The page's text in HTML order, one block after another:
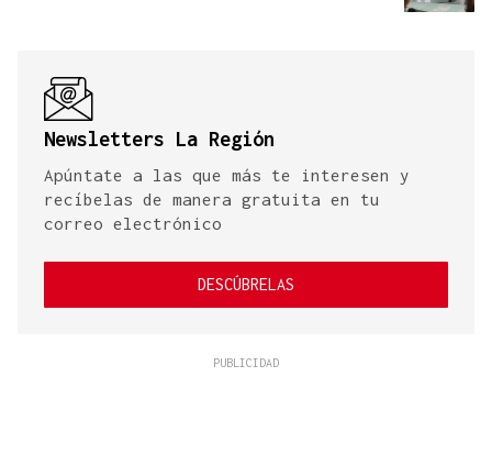
Newsletters La Región
Apúntate a las que más te interesen y
recíbelas de manera gratuita en tu
correo electrónico
DESCÚBRELAS